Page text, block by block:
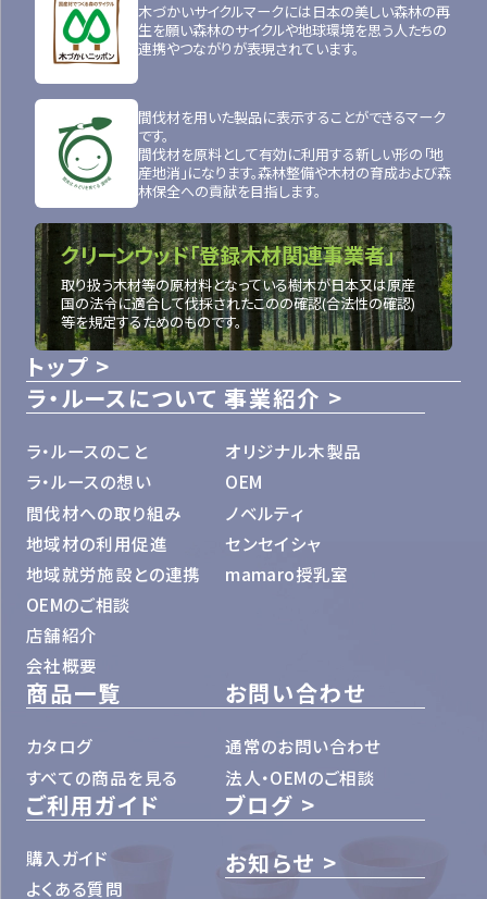
トップ
ラ・ルースについて
ラ・ルースのこと
ラ・ルースの想い
間伐材への取り組み
地域材の利用促進
地域就労施設との連携
OEMのご相談
店舗紹介
会社概要
事業紹介
オリジナル木製品
OEM
ノベルティ
センセイシャ
mamaro授乳室
商品一覧
カタログ
すべての商品を見る
お問い合わせ
通常のお問い合わせ
法人・OEMのご相談
ご利用ガイド
購入ガイド
よくある質問
ブログ
お知らせ
木づかいサイクルマークには日本の美しい森林の再
生を願い森林のサイクルや地球環境を思う人たちの
連携やつながりが表現されています。
間伐材を用いた製品に表示することができるマーク
です。
間伐材を原料として有効に利用する新しい形の「地
産地消」になります。森林整備や木材の育成および森
林保全への貢献を目指します。
クリーンウッド「登録木材関連事業者」
取り扱う木材等の原材料となっている樹木が日本又は原産
国の法令に適合して伐採されたこのの確認(合法性の確認)
等を規定するためのものです。